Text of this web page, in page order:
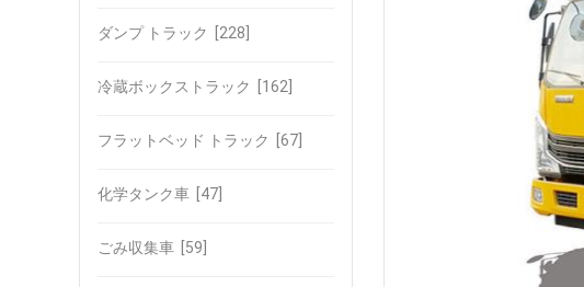
ダンプ トラック [228]
冷蔵ボックストラック [162]
フラットベッド トラック [67]
化学タンク車 [47]
ごみ収集車 [59]